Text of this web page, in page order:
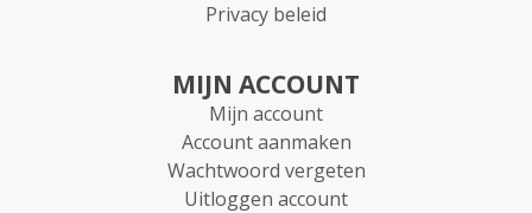
Privacy beleid
MIJN ACCOUNT
Mijn account
Account aanmaken
Wachtwoord vergeten
Uitloggen account